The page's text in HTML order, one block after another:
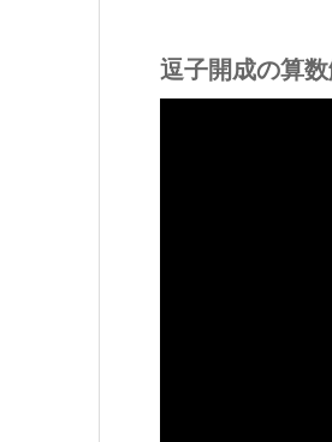
逗子開成の算